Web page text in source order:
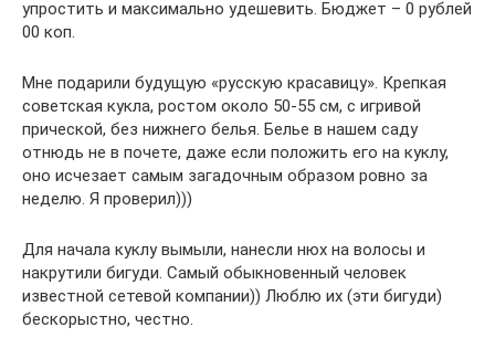
упростить и максимально удешевить. Бюджет – 0 рублей
00 коп.
Мне подарили будущую «русскую красавицу». Крепкая
советская кукла, ростом около 50-55 см, с игривой
прической, без нижнего белья. Белье в нашем саду
отнюдь не в почете, даже если положить его на куклу,
оно исчезает самым загадочным образом ровно за
неделю. Я проверил)))
Для начала куклу вымыли, нанесли нюх на волосы и
накрутили бигуди. Самый обыкновенный человек
известной сетевой компании)) Люблю их (эти бигуди)
бескорыстно, честно.